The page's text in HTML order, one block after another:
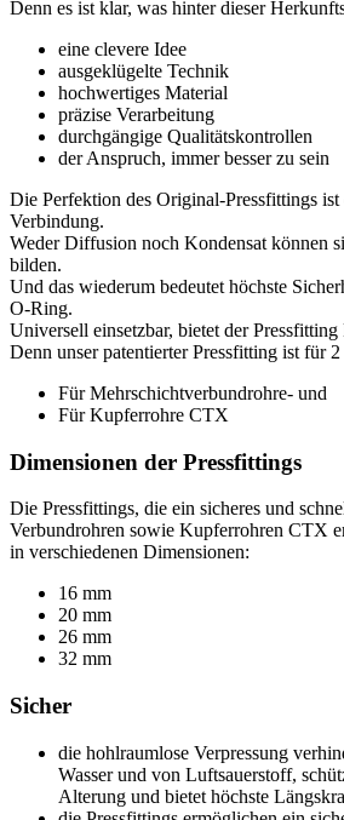
Denn es ist klar, was hinter dieser
eine clevere Idee
ausgeklügelte Technik
hochwertiges Material
präzise Verarbeitung
durchgängige Qualitätskontrollen
der Anspruch, immer besser zu sein
Die Perfektion des Original-Pressfittings
Verbindung.
Weder Diffusion noch Kondensat können
bilden.
Und das wiederum bedeutet höchste
O-Ring.
Universell einsetzbar, bietet der
Denn unser patentierter Pressfitting ist für
Für Mehrschichtverbundrohre- und
Für Kupferrohre CTX
Dimensionen der Pressfittings
Die Pressfittings, die ein sicheres und
Verbundrohren sowie Kupferrohren CTX
in verschiedenen Dimensionen:
16 mm
20 mm
26 mm
32 mm
Sicher
die hohlraumlose Verpressung
Wasser und von Luftsauerstoff,
Alterung und bietet höchste